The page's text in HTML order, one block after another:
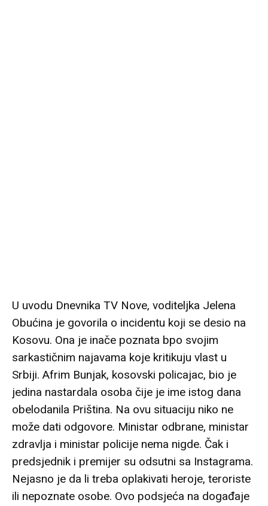
U uvodu Dnevnika TV Nove, voditeljka Jelena
Obućina je govorila o incidentu koji se desio na
Kosovu. Ona je inače poznata bpo svojim
sarkastičnim najavama koje kritikuju vlast u
Srbiji. Afrim Bunjak, kosovski policajac, bio je
jedina nastardala osoba čije je ime istog dana
obelodanila Priština. Na ovu situaciju niko ne
može dati odgovore. Ministar odbrane, ministar
zdravlja i ministar policije nema nigde. Čak i
predsjednik i premijer su odsutni sa Instagrama.
Nejasno je da li treba oplakivati ​​heroje, teroriste
ili nepoznate osobe. Ovo podsjeća na događaje